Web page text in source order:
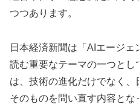
つつあります。
日本経済新聞は「AIエージ
読む重要なテーマの一つと
は、技術の進化だけでなく
そのものを問い直す内容と